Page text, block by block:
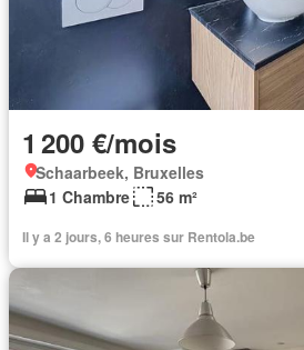
1 200 €/mois
Schaarbeek, Bruxelles
1 Chambre
56 m²
Il y a 2 jours, 6 heures sur Rentola.be